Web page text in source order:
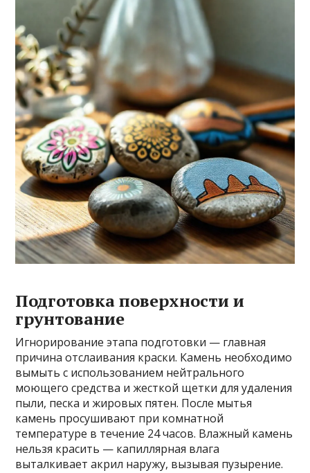
Подготовка поверхности и
грунтование
Игнорирование этапа подготовки — главная
причина отслаивания краски. Камень необходимо
вымыть с использованием нейтрального
моющего средства и жесткой щетки для удаления
пыли, песка и жировых пятен. После мытья
камень просушивают при комнатной
температуре в течение 24 часов. Влажный камень
нельзя красить — капиллярная влага
выталкивает акрил наружу, вызывая пузырение.